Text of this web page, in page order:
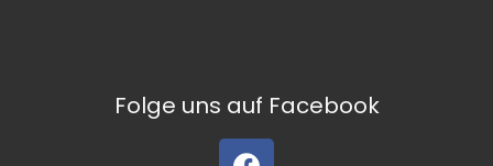
Folge uns auf Facebook